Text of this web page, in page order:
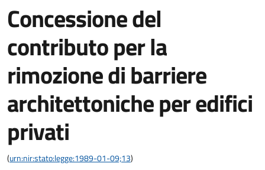
Concessione del
contributo per la
rimozione di barriere
architettoniche per edifici
privati
(urn:nir:stato:legge:1989-01-09;13)